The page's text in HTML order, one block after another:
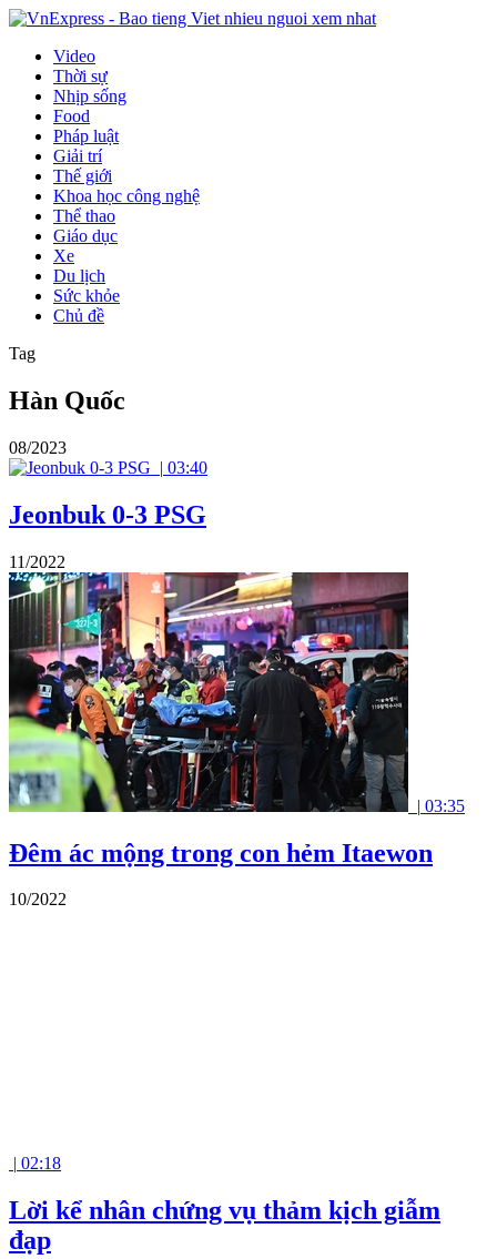
Video
Thời sự
Nhịp sống
Food
Pháp luật
Giải trí
Thế giới
Khoa học công nghệ
Thể thao
Giáo dục
Xe
Du lịch
Sức khỏe
Chủ đề
Tag
Hàn Quốc
08/2023
| 03:40
Jeonbuk 0-3 PSG
11/2022
| 03:35
Đêm ác mộng trong con hẻm Itaewon
10/2022
| 02:18
Lời kể nhân chứng vụ thảm kịch giẫm
đạp